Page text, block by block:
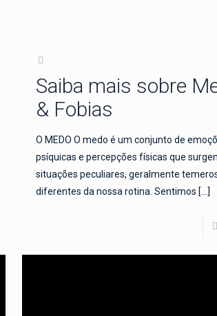
Saiba mais sobre
& Fobias
O MEDO O medo é um conjunto de
psíquicas e percepções físicas que
situações peculiares, geralmente
diferentes da nossa rotina. Sentimos […]